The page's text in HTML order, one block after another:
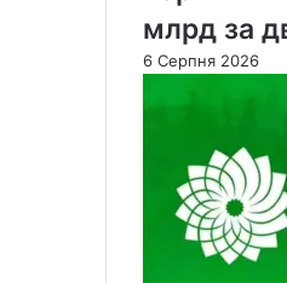
млрд за
6 Серпня 2026